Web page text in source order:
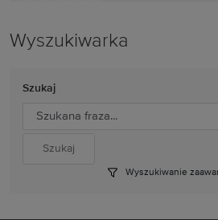
Wyszukiwarka
Szukaj
Wyszukiwanie